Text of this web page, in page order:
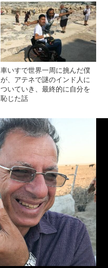
車いすで世界一周に挑んだ僕
が、アテネで謎のインド人に
ついていき、最終的に自分を
恥じた話